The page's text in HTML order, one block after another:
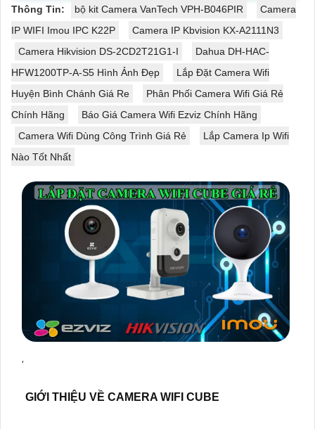
Thông Tin: bộ kit Camera VanTech VPH-B046PIR
Camera
IP WIFI Imou IPC K22P
Camera IP Kbvision KX-A2111N3
Camera Hikvision DS-2CD2T21G1-I
Dahua DH-HAC-
HFW1200TP-A-S5 Hình Ảnh Đẹp
Lắp Đặt Camera Wifi
Huyện Bình Chánh Giá Re
Phân Phối Camera Wifi Giá Rẻ
Chính Hãng
Báo Giá Camera Wifi Ezviz Chính Hãng
Camera Wifi Dùng Công Trình Giá Rẻ
Lắp Camera Ip Wifi
Nào Tốt Nhất
'
GIỚI THIỆU VỀ CAMERA WIFI CUBE